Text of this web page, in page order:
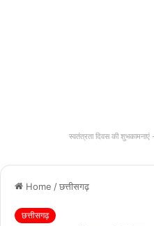
स्वतंत्रता दिवस की
Home /छत्तीसगढ़
छत्तीसगढ़